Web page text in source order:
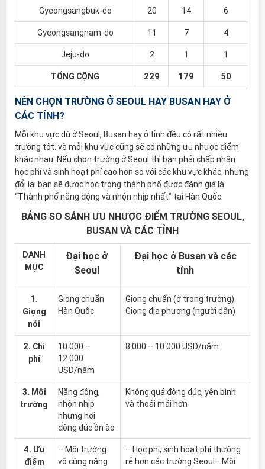
Gyeongsangbuk-do 20 14 6
Gyeongsangnam-do 11 7 4
Jeju-do 2 1 1
TỔNG CỘNG 229 179 50
NÊN CHỌN TRƯỜNG Ở SEOUL HAY BUSAN HAY Ở
CÁC TỈNH?
Mỗi khu vực dù ở Seoul, Busan hay ở tỉnh đều có rất nhiều
trường tốt. và mỗi khu vực cũng sẽ có những ưu nhược điểm
khác nhau. Nếu chọn trường ở Seoul thì bạn phải chấp nhận
học phí và sinh hoạt phí cao hơn so với các khu vực khác, nhưng
đổi lại bạn sẽ được học trong thành phố được đánh giá là
“Thành phố năng động và nhộn nhịp nhất” tại Hàn Quốc.
BẢNG SO SÁNH ƯU NHƯỢC ĐIỂM TRƯỜNG SEOUL,
BUSAN VÀ CÁC TỈNH
DANH
MỤC
Đại học ở
Seoul
Đại học ở Busan và các
tỉnh
1.
Giọng
nói
Giọng chuẩn
Hàn Quốc
Giọng chuẩn (ở trong trường)
Giọng địa phương (người dân)
2. Chi
phí
10.000 –
12.000
USD/năm
8.000 – 10.000 USD/năm
3. Môi
trường
Năng động,
nhộn nhịp
nhưng hơi
đông đúc ồn ào
Không quá đông đúc, yên bình
và thoải mái hơn
4. Ưu
điểm
– Môi trường
vô cùng năng
– Học phí, sinh hoạt phí thường
rẻ hơn các trường Seoul– Môi